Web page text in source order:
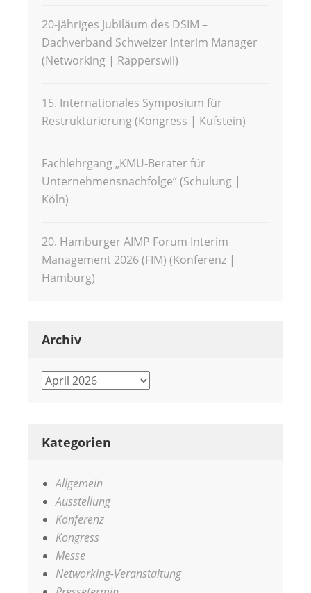
20-jähriges Jubiläum des DSIM –
Dachverband Schweizer Interim Manager
(Networking | Rapperswil)
15. Internationales Symposium für
Restrukturierung (Kongress | Kufstein)
Fachlehrgang „KMU-Berater für
Unternehmensnachfolge“ (Schulung |
Köln)
20. Hamburger AIMP Forum Interim
Management 2026 (FIM) (Konferenz |
Hamburg)
Archiv
Archiv
Kategorien
Allgemein
Ausstellung
Konferenz
Kongress
Messe
Networking-Veranstaltung